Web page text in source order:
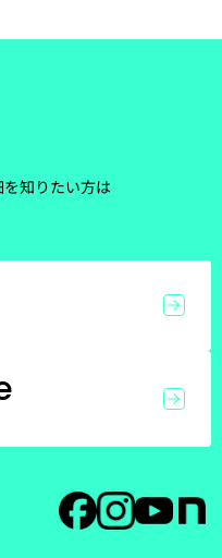
知りたい方は